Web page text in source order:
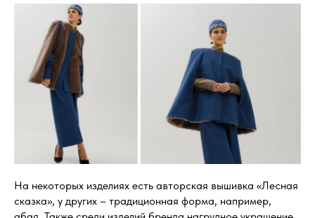
На некоторых изделиях есть авторская вышивка «Лесная
сказка», у других – традиционная форма, например,